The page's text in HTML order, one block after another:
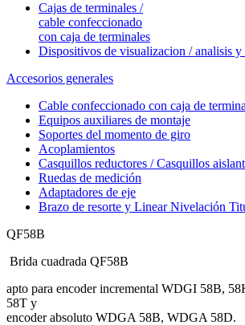
Cajas de terminales /
cable confeccionado
con caja de terminales
Dispositivos de visualizacion / analisis y
Accesorios generales
Cable confeccionado con caja de
Equipos auxiliares de montaje
Soportes del momento de giro
Acoplamientos
Casquillos reductores / Casquillos
Ruedas de medición
Adaptadores de eje
Brazo de resorte y Linear Nivelación
QF58B
Brida cuadrada QF58B
apto para encoder incremental WDGI 58B,
58T y
encoder absoluto WDGA 58B, WDGA 58D.